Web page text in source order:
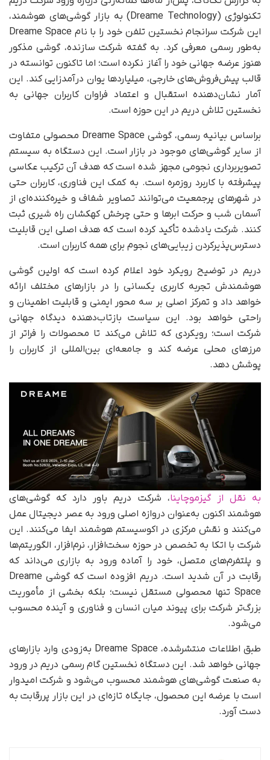
تکنولوژی (Dreame Technology) به بازار گوشی‌های هوشمند،
این شرکت سرانجام نخستین تلفن خود را با نام Dreame Space
به‌طور رسمی معرفی کرد. به گفته شرکت سازنده، گوشی مذکور
هنوز عرضه جهانی خود را آغاز نکرده است؛ اما تاکنون توانسته در
قالب پیش‌فروش‌های خارجی، میلیاردها یوان درآمدزایی کند. این
آمار نشان‌دهنده استقبال و اعتماد فراوان کاربران جهانی به
نخستین تلاش دریم در این حوزه است.
براساس بیانیه رسمی، گوشی Dreame Space محصولی متفاوت
از سایر گوشی‌های موجود در بازار است. این دستگاه به سیستم
تصویربرداری نجومی مجهز شده است که هدف آن ترکیب عکاسی
پیشرفته با کاربرد روزمره است. به کمک این فناوری، کاربران حتی
در شهرهای پرجمعیت می‌توانند تصاویر شفاف و خیره‌کننده‌ای از
آسمان شب و حرکت ابرها و حتی چرخش کهکشان راه‌ شیری ثبت
کنند. شرکت یادشده تأکید کرده است که هدف اصلی این قابلیت
دسترس‌پذیر‌کردن زیبایی‌های نجوم برای همه کاربران است.
دریم در توضیح رویکرد خود اعلام کرده است که اولین گوشی
هوشمندش تجربه کاربری یکسانی را در بازارهای مختلف ارائه
خواهد داد و تمرکز اصلی بر سه محور ایمنی و قابلیت اطمینان و
راحتی خواهد بود. این سیاست بازتاب‌دهنده دیدگاه جهانی
شرکت است؛ رویکردی که تلاش می‌کند تا محصولات را فراتر از
مرزهای محلی عرضه کند و جامعه‌ای بین‌المللی از کاربران را
پوشش دهد.
به نقل از گیزموچاینا، شرکت دریم باور دارد که گوشی‌های
هوشمند اکنون به‌عنوان دروازه اصلی ورود به عصر دیجیتال عمل
می‌کنند و نقش مرکزی در اکوسیستم هوشمند ایفا می‌کنند. این
شرکت با اتکا به تخصص در حوزه سخت‌افزار، نرم‌افزار، الگوریتم‌ها
و پلتفرم‌های متصل، خود را آماده ورود به بازاری می‌داند که
رقابت در آن شدید است. دریم افزوده است که گوشی Dreame
Space تنها محصولی مستقل نیست؛ بلکه بخشی از مأموریت
بزرگ‌تر شرکت برای پیوند میان انسان و فناوری و آینده محسوب
می‌شود.
طبق اطلاعات منتشرشده، Dreame Space به‌زودی وارد بازارهای
جهانی خواهد شد. این دستگاه نخستین گام رسمی دریم در ورود
به صنعت گوشی‌های هوشمند محسوب می‌شود و شرکت امیدوار
است با عرضه این محصول، جایگاه تازه‌ای در این بازار پررقابت به
دست آورد.